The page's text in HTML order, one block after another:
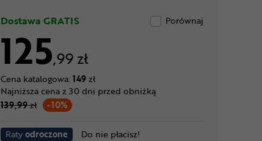
Dostawa GRATIS Porównaj
125,99 zł
Cena katalogowa: 149zł
-10%
Najniższa cena z 30 dni przed obniżką
139,99zł
Ratyodroczone
Do nie płacisz!